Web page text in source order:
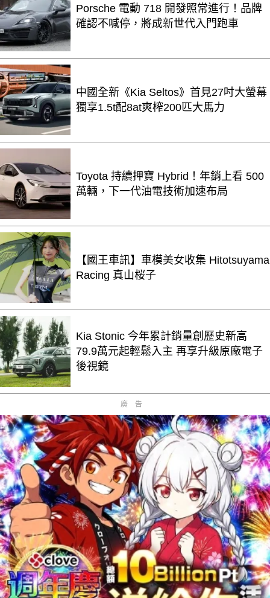
Porsche 電動 718 開發照常進行！品牌
確認不喊停，將成新世代入門跑車
中國全新《Kia Seltos》首見27吋大螢幕
獨享1.5t配8at爽榨200匹大馬力
Toyota 持續押寶 Hybrid！年銷上看 500
萬輛，下一代油電技術加速布局
【國王車訊】車模美女收集 Hitotsuyama
Racing 真山桜子
Kia Stonic 今年累計銷量創歷史新高
79.9萬元起輕鬆入主 再享升級原廠電子
後視鏡
廣告